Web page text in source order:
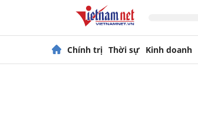
Chính trị Thời sự Kinh doanh